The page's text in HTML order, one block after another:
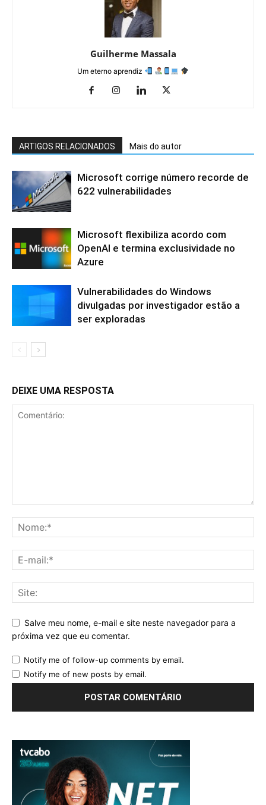
Guilherme Massala
Um eterno aprendiz
ARTIGOS RELACIONADOS Mais do autor
Microsoft corrige número recorde de
622 vulnerabilidades
Microsoft flexibiliza acordo com
OpenAI e termina exclusividade no
Azure
Vulnerabilidades do Windows
divulgadas por investigador estão a
ser exploradas
DEIXE UMA RESPOSTA
Salve meu nome, e-mail e site neste navegador para a
próxima vez que eu comentar.
Notify me of follow-up comments by email.
Notify me of new posts by email.